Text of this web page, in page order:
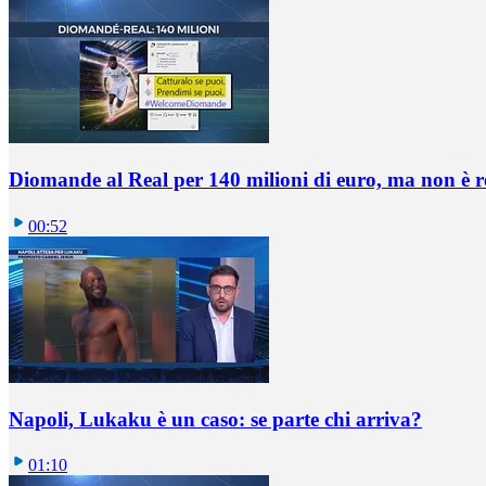
Diomande al Real per 140 milioni di euro, ma non è
00:52
Napoli, Lukaku è un caso: se parte chi arriva?
01:10